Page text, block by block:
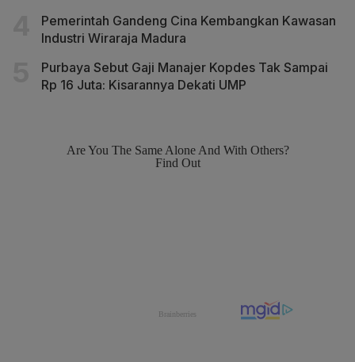
Pemerintah Gandeng Cina Kembangkan Kawasan
Industri Wiraraja Madura
Purbaya Sebut Gaji Manajer Kopdes Tak Sampai
Rp 16 Juta: Kisarannya Dekati UMP